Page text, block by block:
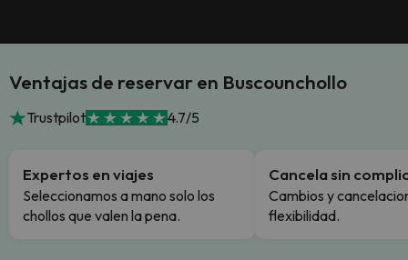
Ventajas de reservar en Buscounchollo
Trustpilot 4.7/5
Expertos en viajes
Seleccionamos a mano solo los
chollos que valen la pena.
Cancela sin
Cambios y
flexibilidad.